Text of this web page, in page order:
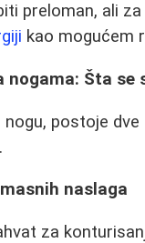
preloman, ali
kao mogućem
Šta se
postoje
.
naslaga
za